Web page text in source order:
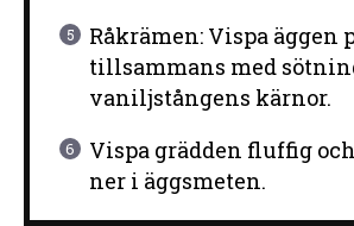
Råkrämen: Vispa äggen
tillsammans med
vaniljstångens kärnor.
Vispa grädden fluffig
ner i äggsmeten.